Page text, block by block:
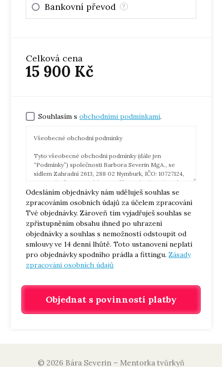
Bankovní převod ?
Celková cena
15 900 Kč
Souhlasím sobchodními podmínkami.
Všeobecné obchodní podmínky
Tyto všeobecné obchodní podmínky (dále jen
“Podmínky”) společnosti Barbora Severin MgA., se
sídlem Zahradní 2613, 288 02 Nymburk, IČO: 10727124,
zapsané v živnostenském rejstříku vedeném Obecním
živnostenským úřadem v Poděbradech, e-mail:
obchod@baraseverin.cz, telefonní číslo: +420 771 159
115, adresa provozovny: Bára Severin Uderwear,
Skladištní 40/16, 290 01 Poděbrady (dále jen „My” nebo
„Prodávající”) upravují v souladu s ustanovením § 1751
odst. 1 zákona č. 89/2012 Sb., občanský zákoník, ve
znění pozdějších předpisů („Občanský zákoník“)
vzájemná práva a povinnosti Vás, jakožto kupujících,
a Nás, jakožto prodávajících, vzniklá v souvislosti nebo
na základě kupní smlouvy („Smlouva“) uzavřené
www.baraseverin.eu, www.baraseverin.com nebo
baraseverin.cz.
Všechny informace o zpracování Vašich osobních
údajů jsou obsaženy v Zásadách zpracování osobních
v českém jazyce. Znění Podmínek můžeme
Odesláním objednávky nám uděluješ souhlas se
zpracováním osobních údajů za účelem zpracování
Tvé objednávky. Zároveň tím vyjadřuješ souhlas se
zpřístupněním obsahu ihned po uhrazení
objednávky a souhlas s nemožností odstoupit od
smlouvy ve 14 denní lhůtě. Toto ustanovení neplatí
pro objednávky spodního prádla a fittingu.Zásady
zpracování osobních údajů
Objednat s povinností platby
© 2026 Bára Severin – Mentorka tvůrkyň